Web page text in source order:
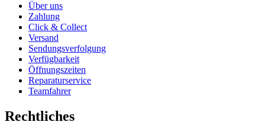
Über uns
Zahlung
Click & Collect
Versand
Sendungsverfolgung
Verfügbarkeit
Öffnungszeiten
Reparaturservice
Teamfahrer
Rechtliches